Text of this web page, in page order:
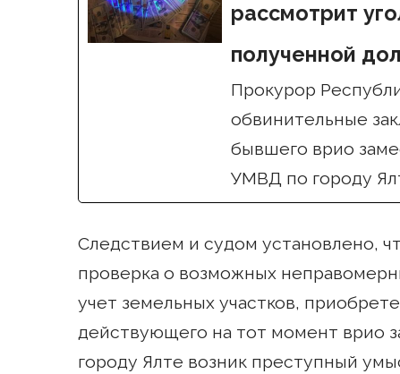
рассмотрит
полученной
Прокурор
обвинительные
бывшего врио
УМВД по городу
Следствием и судом установлено,
проверка о возможных
учет земельных участков,
действующего на тот момент врио
городу Ялте возник преступный